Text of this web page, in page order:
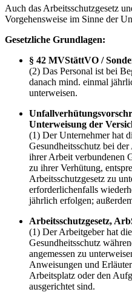
Auch das Arbeitsschutzgesetz
Vorgehensweise im Sinne der
Gesetzliche Grundlagen:
§ 42 MVStättVO /
(2) Das Personal ist bei
danach mind. einmal
unterweisen.
Unterweisung der
(1) Der Unternehmer hat
Gesundheitsschutz bei
ihrer Arbeit verbundenen
zu ihrer Verhütung,
Arbeitsschutzgesetz zu
erforderlichenfalls
jährlich erfolgen;
Arbeitsschutzgesetz,
(1) Der Arbeitgeber hat
Gesundheitsschutz
angemessen zu
Anweisungen und
Arbeitsplatz oder den
ausgerichtet sind.